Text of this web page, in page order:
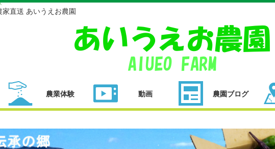
直送 あいうえお農園
農業体験 動画 農園ブログ